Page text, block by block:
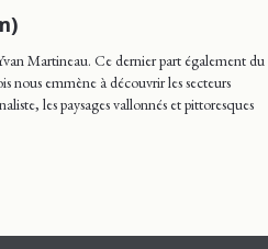
Martineau. Ce dernier part également du
nous emmène à découvrir les secteurs
les paysages vallonnés et pittoresques